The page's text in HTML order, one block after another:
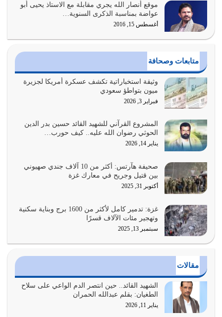
وعد الله تعالى من يُقتل في سبيله بالحياة الأبدية والرزق
والاستبشار والنجاة والخلود في…
يوليو 29, 2026
القرآن الكريم هو أهم مصدر لمعرفة رسول الله معرفة سيرته
معرفة شخصيته معرفة عظمته
يوليو 28, 2026
هل نحن من الصالحين؟ قيِّم نفسك هنا اترك القرآن على أصله
وأعرض نفسك، وأعرض ما لديك على…
يوليو 27, 2026
عندما يكون عدوك هو عدو الله معناه أن تكون نقاط الضعف
فيه كثيرة وسينصرك الله عليه إذا…
يوليو 26, 2026
أراد الله لهذه الأمة ان تكون خير امة أخرجت للناس بالنهوض
بالأمر بالمعروف والنهي عن…
يوليو 25, 2026
الدين الذي شرعه الله لا يجوز أن يخضع لآرائنا وأهوائنا
أي أمة تتفرق في الدين وتتفرق في كيانها معناه أنها أصبحت
أمة عاجزة عن النهوض…
يوليو 23, 2026
موقع أنصار الله يجري مقابلة مع الاستاذ يحيى أبو
عواضة بمناسبة الذكرى السنوية…
أغسطس 15, 2016
متابعات وصحافة
وثيقة استخباراتية تكشف عسكرة أمريكا لجزيرة
ميون بتواطؤ سعودي
فبراير 3, 2026
المشروع القرآني للشهيد القائد حسين بدر الدين
الحوثي رضوان الله عليه.. كيف حورب…
يناير 14, 2026
صحيفة هآرتس: أكثر من 10 آلاف جندي صهيوني
بين قتيل وجريح في معارك غزة
أكتوبر 31, 2025
غزة: تدمير كامل لأكثر من 1600 برج وبناية سكنية
وتهجير مئات الآلاف قسرًا
سبتمبر 13, 2025
مقالات
الشهيد القائد.. حين انتصر الدم الواعي على سلاح
الطغيان: بقلم عبدالله الحمران
يناير 11, 2026